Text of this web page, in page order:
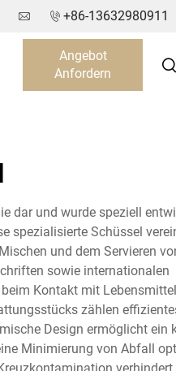
+86-13632980911
Angebot
Anfordern
dar und wurde speziell
spezialisierte Schüssel
und dem Servieren
sowie internationalen
Kontakt mit
zählen
Design ermöglicht ein
Minimierung von Abfall